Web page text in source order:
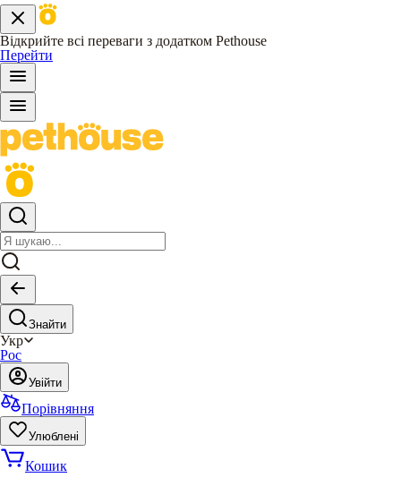
Відкрийте всі переваги з додатком Pethouse
Перейти
Знайти
Укр
Рос
Увійти
Порівняння
Улюблені
Кошик